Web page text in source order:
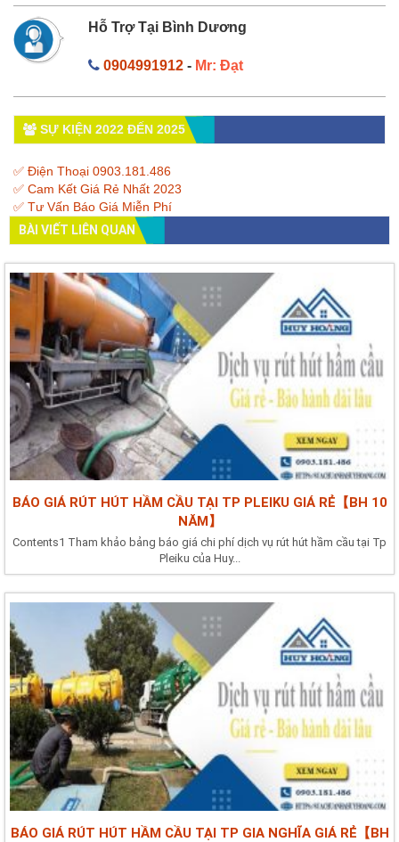
Hỗ Trợ Tại Bình Dương
0904991912- Mr: Đạt
SỰ KIỆN 2022 ĐẾN 2025
✅ Điện Thoại 0903.181.486
✅ Cam Kết Giá Rẻ Nhất 2023
✅ Tư Vấn Báo Giá Miễn Phí
BÀI VIẾT LIÊN QUAN
BÁO GIÁ RÚT HÚT HẦM CẦU TẠI TP PLEIKU GIÁ RẺ【BH 10
NĂM】
Contents1 Tham khảo bảng báo giá chi phí dịch vụ rút hút hầm cầu tại Tp
Pleiku của Huy...
BÁO GIÁ RÚT HÚT HẦM CẦU TẠI TP GIA NGHĨA GIÁ RẺ【BH